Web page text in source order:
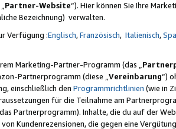
Partner-Website“). Hier können Sie Ihre
Bezeichnung) verwalten.
Verfügung :Englisch,Französisch, Italienisch,
Marketing-Partner-Programm (das „
Partnerprogramm (diese „Vereinbarung“)
einschließlich den Programmrichtlinien (wie in
für die Teilnahme am
Partnerprogramm). Inhalte, die du auf der
Kundenrezensionen, die gegen eine